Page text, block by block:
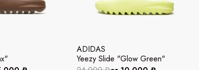
ADIDAS
Yeezy Slide "Glow Green"